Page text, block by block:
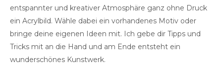
entspannter und kreativer Atmosphäre ganz ohne Druck
ein Acrylbild. Wähle dabei ein vorhandenes Motiv oder
bringe deine eigenen Ideen mit. Ich gebe dir Tipps und
Tricks mit an die Hand und am Ende entsteht ein
wunderschönes Kunstwerk.